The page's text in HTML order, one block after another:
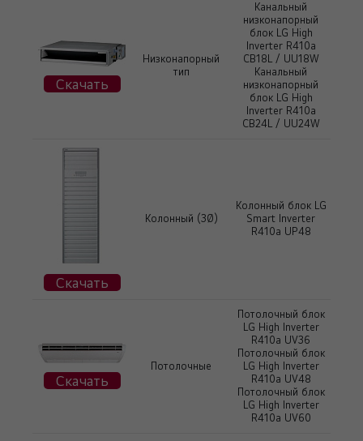
Скачать
Низконапорный
тип
Канальный
низконапорный
блок LG High
Inverter R410a
CB18L / UU18W
Канальный
низконапорный
блок LG High
Inverter R410a
CB24L / UU24W
Скачать
Колонный (3Ø)
Колонный блок LG
Smart Inverter
R410a UP48
Скачать
Потолочные
Потолочный блок
LG High Inverter
R410a UV36
Потолочный блок
LG High Inverter
R410a UV48
Потолочный блок
LG High Inverter
R410a UV60